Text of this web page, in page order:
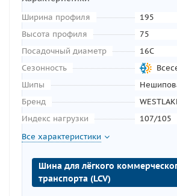
Ширина профиля
195
Высота профиля
75
Посадочный диаметр
16C
Сезонность
Шипы
Бренд
Индекс нагрузки
107/105
Все характеристики
Шина для лёгкого
транспорта (LCV)